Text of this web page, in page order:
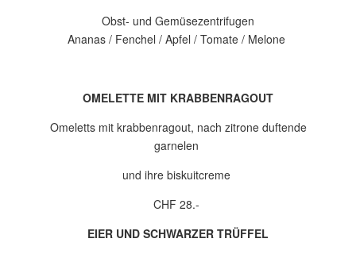
Obst- und Gemüsezentrifugen
Ananas / Fenchel / Apfel / Tomate / Melone
OMELETTE MIT KRABBENRAGOUT
Omeletts mit krabbenragout, nach zitrone duftende
garnelen
und ihre biskuitcreme
CHF 28.-
EIER UND SCHWARZER TRÜFFEL